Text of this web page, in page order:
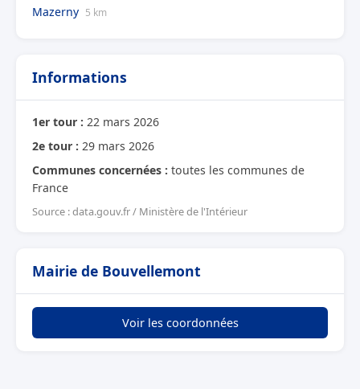
Mazerny 5 km
Informations
1er tour : 22 mars 2026
2e tour : 29 mars 2026
Communes concernées : toutes les communes de
France
Source : data.gouv.fr / Ministère de l'Intérieur
Mairie de Bouvellemont
Voir les coordonnées